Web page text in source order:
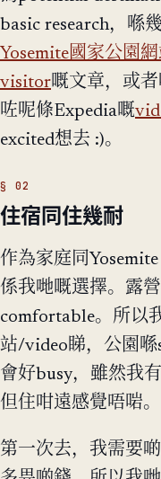
basic research，喺
Yosemite國家公園網
visitor嘅文章，或
咗呢條Expedia嘅
excited想去 :)。
住宿同住幾耐
作為家庭同
係我哋嘅選擇。露
comfortable。所以
站/video睇，公園
會好busy，雖然我
但住咁遠感覺唔啱。
第一次去，我需要